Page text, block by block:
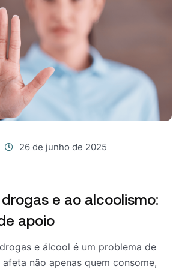
26 de junho de 2025
e ao alcoolismo:
apoio
e álcool é um problema de
não apenas quem consome,